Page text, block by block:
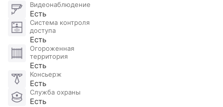
Видеонаблюдение
Есть
Система контроля
доступа
Есть
Огороженная
территория
Есть
Консьерж
Есть
Служба охраны
Есть